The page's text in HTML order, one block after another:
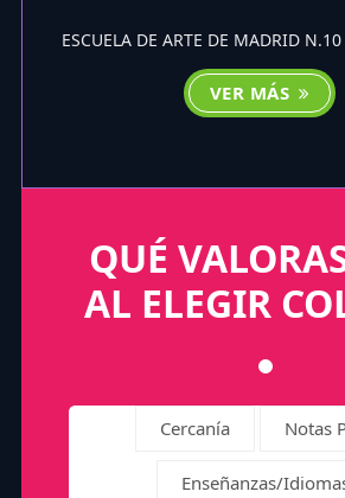
ESCUELA DE ARTE DE MADRID
VER MÁS
QUÉ
AL ELEGIR
Cercanía Notas
Enseñanzas/